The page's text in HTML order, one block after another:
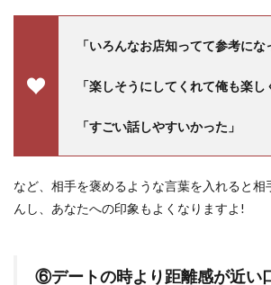
「いろんなお店知ってて参考にな
「楽しそうにしてくれて俺も楽し
「すごい話しやすいかった」
など、相手を褒めるような言葉を入れると相
んし、あなたへの印象もよくなりますよ!
⑥デートの時より距離感が近い